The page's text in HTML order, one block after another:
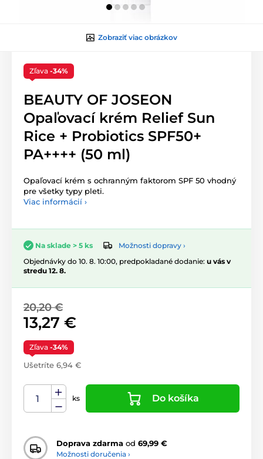
Zobraziť viac obrázkov
Zľava -34%
BEAUTY OF JOSEON
Opaľovací krém Relief Sun
Rice + Probiotics SPF50+
PA++++ (50 ml)
Opaľovací krém s ochranným faktorom SPF 50 vhodný
pre všetky typy pleti.
Viac informácií ›
Na sklade > 5 ks
Možnosti dopravy ›
Objednávky do 10. 8. 10:00, predpokladané dodanie: u vás v
stredu 12. 8.
20,20 €
13,27 €
Zľava -34%
Ušetríte 6,94 €
ks Do košíka
Doprava zdarma od 69,99 €
Možnosti doručenia ›